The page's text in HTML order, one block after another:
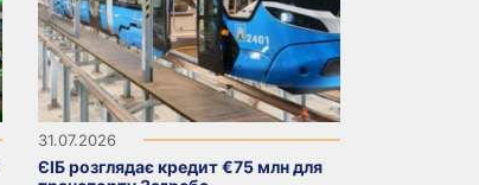
31.07.2026
ЄІБ розглядає кредит €75 млн для